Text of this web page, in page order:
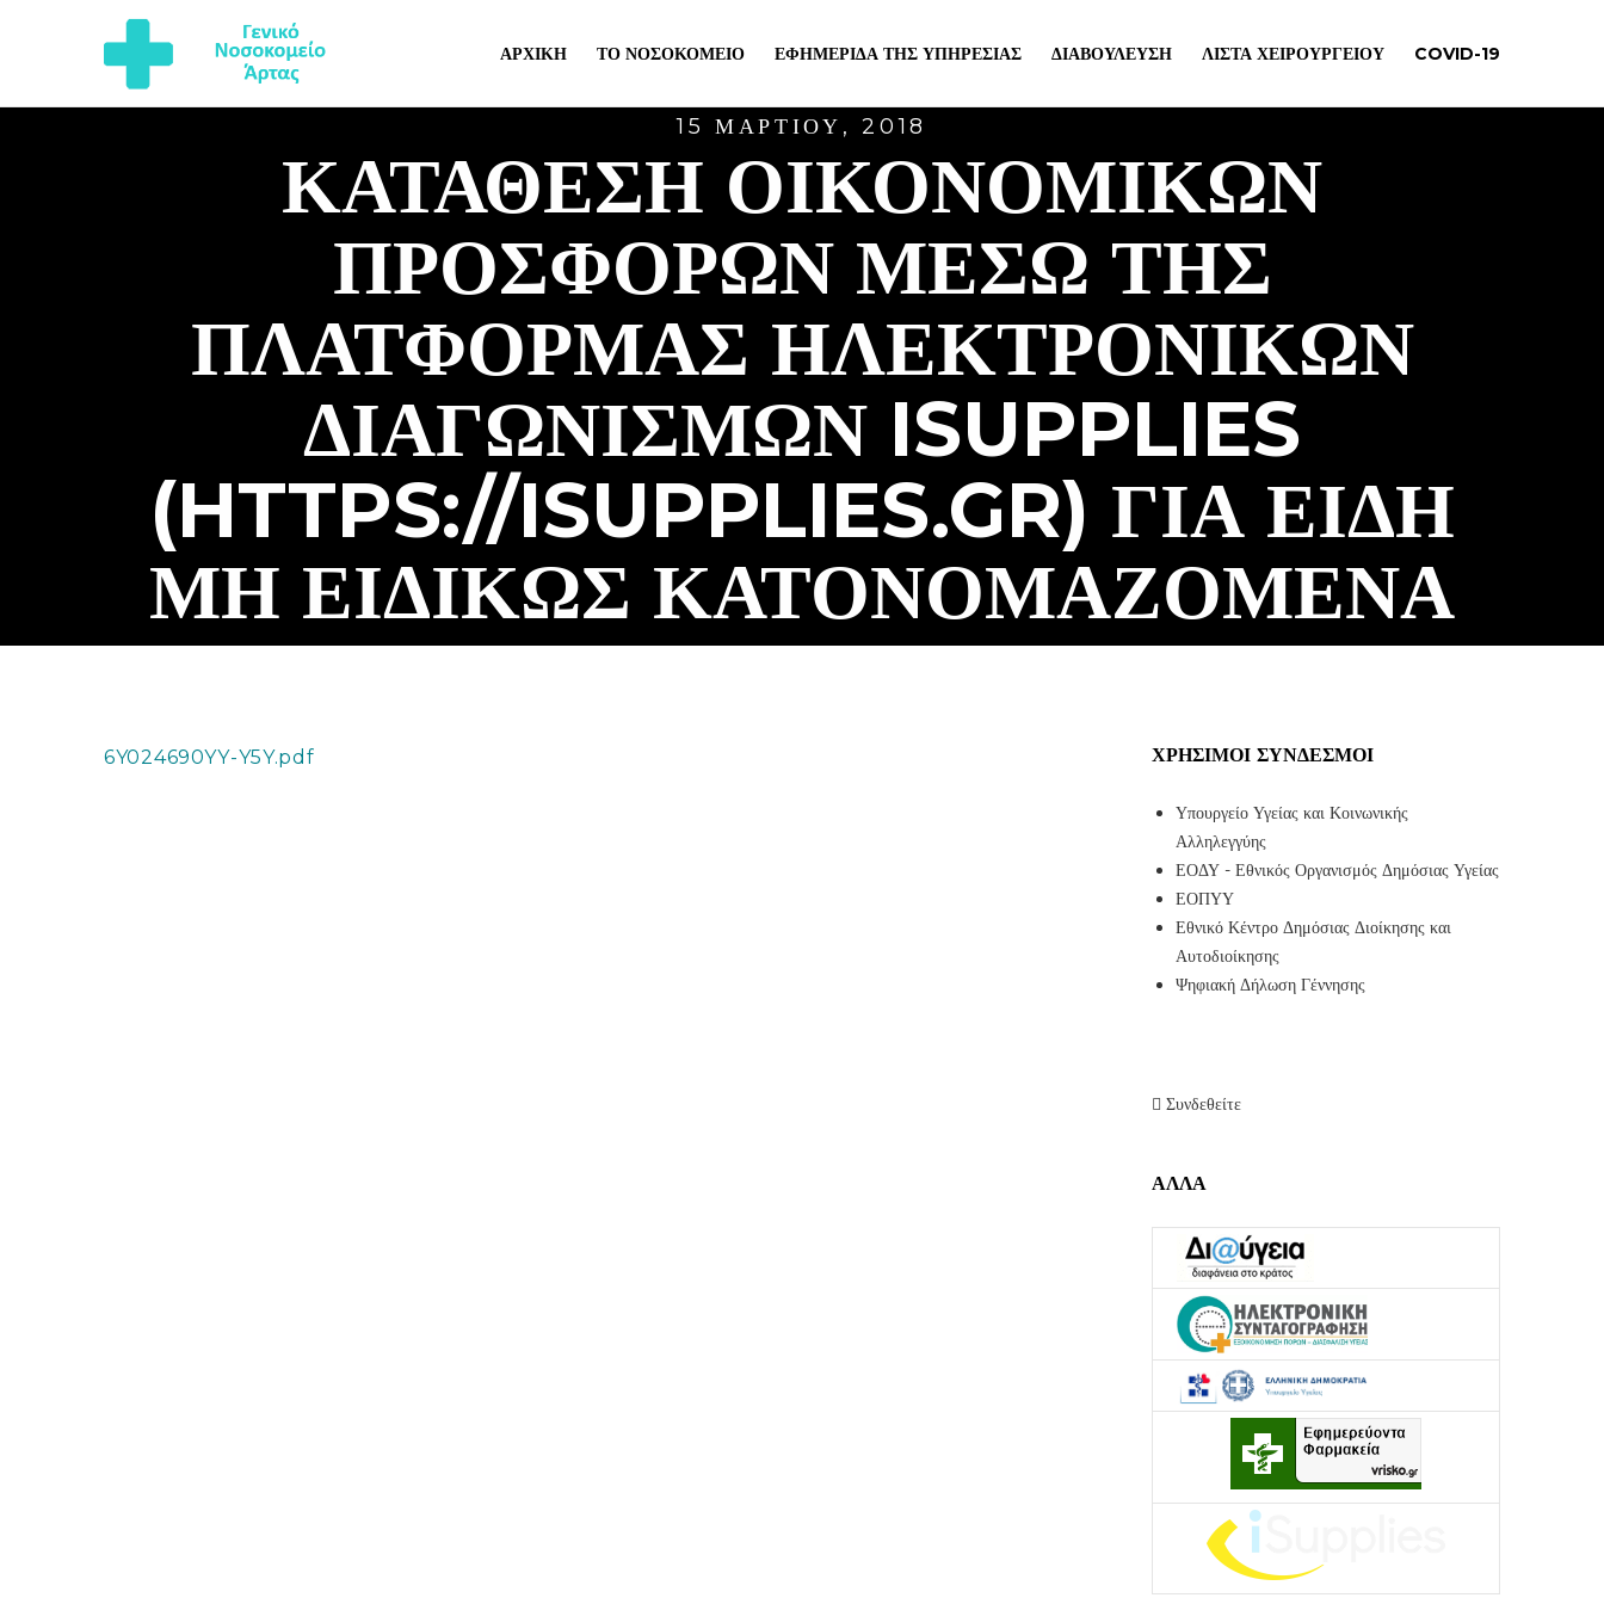
ΑΡΧΙΚΉ ΤΟ ΝΟΣΟΚΟΜΕΊΟ ΕΦΗΜΕΡΊΔΑ ΤΗΣ ΥΠΗΡΕΣΊΑΣ ΔΙΑΒΟΎΛΕΥΣΗ ΛΊΣΤΑ ΧΕΙΡΟΥΡΓΕΊΟΥ COVID-19
15 ΜΑΡΤΊΟΥ, 2018
ΚΑΤΑΘΕΣΗ ΟΙΚΟΝΟΜΙΚΩΝ
ΠΡΟΣΦΟΡΩΝ ΜΕΣΩ ΤΗΣ
ΠΛΑΤΦΟΡΜΑΣ ΗΛΕΚΤΡΟΝΙΚΩΝ
ΔΙΑΓΩΝΙΣΜΩΝ ISUPPLIES
(HTTPS://ISUPPLIES.GR) ΓΙΑ ΕΙΔΗ
ΜΗ ΕΙΔΙΚΩΣ ΚΑΤΟΝΟΜΑΖΟΜΕΝΑ
6Y024690YY-Y5Y.pdf ΧΡΉΣΙΜΟΙ ΣΎΝΔΕΣΜΟΙ
Υπουργείο Υγείας και Κοινωνικής
Αλληλεγγύης
ΕΟΔΥ - Εθνικός Οργανισμός Δημόσιας Υγείας
ΕΟΠΥΥ
Εθνικό Κέντρο Δημόσιας Διοίκησης και
Αυτοδιοίκησης
Ψηφιακή Δήλωση Γέννησης
Συνδεθείτε
ΑΛΛΑ